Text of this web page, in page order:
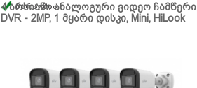
4 არხიანი ანალოგური ვიდეო ჩამწერი
DVR - 2MP, 1 მყარი დისკი, Mini, HiLook
მარაგშია